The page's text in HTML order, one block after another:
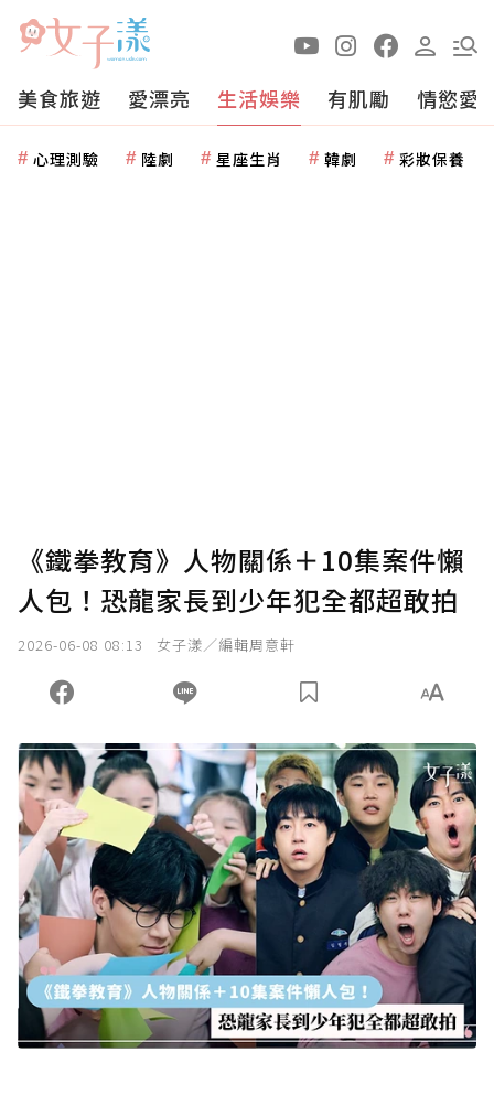
美食旅遊 愛漂亮 生活娛樂 有肌勵 情慾愛
心理測驗 陸劇 星座生肖 韓劇 彩妝保養
《鐵拳教育》人物關係＋10集案件懶
人包！恐龍家長到少年犯全都超敢拍
2026-06-08 08:13 女子漾／編輯周意軒